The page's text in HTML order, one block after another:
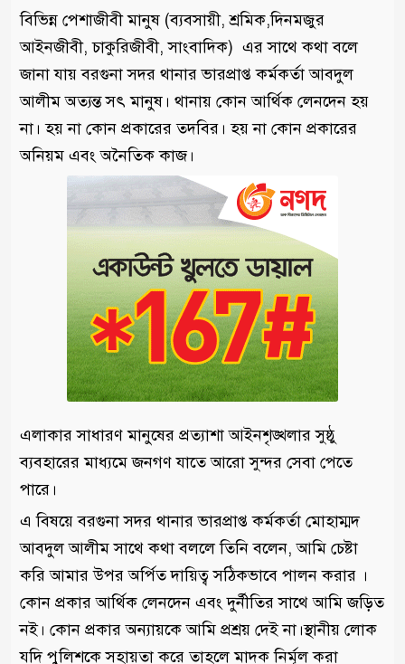
বিভিন্ন পেশাজীবী মানুষ (ব্যবসায়ী, শ্রমিক,দিনমজুর
আইনজীবী, চাকুরিজীবী, সাংবাদিক) এর সাথে কথা বলে
জানা যায় বরগুনা সদর থানার ভারপ্রাপ্ত কর্মকর্তা আবদুল
আলীম অত্যন্ত সৎ মানুষ। থানায় কোন আর্থিক লেনদেন হয়
না। হয় না কোন প্রকারের তদবির। হয় না কোন প্রকারের
অনিয়ম এবং অনৈতিক কাজ।
এলাকার সাধারণ মানুষের প্রত্যাশা আইনশৃঙ্খলার সুষ্ঠু
ব্যবহারের মাধ্যমে জনগণ যাতে আরো সুন্দর সেবা পেতে
পারে।
এ বিষয়ে বরগুনা সদর থানার ভারপ্রাপ্ত কর্মকর্তা মোহাম্মদ
আবদুল আলীম সাথে কথা বললে তিনি বলেন, আমি চেষ্টা
করি আমার উপর অর্পিত দায়িত্ব সঠিকভাবে পালন করার ।
কোন প্রকার আর্থিক লেনদেন এবং দুর্নীতির সাথে আমি জড়িত
নই। কোন প্রকার অন্যায়কে আমি প্রশ্রয় দেই না।স্থানীয় লোক
যদি পুলিশকে সহায়তা করে তাহলে মাদক নির্মূল করা